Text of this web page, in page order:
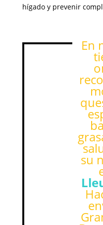
hígado y prevenir
En
su